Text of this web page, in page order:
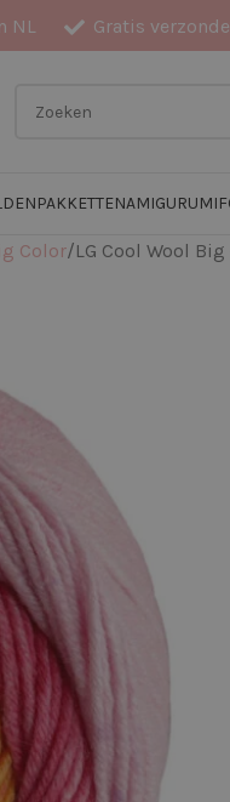
NL Gratis
PAKKETTENAMIGURUMI
Color LG Cool Wool